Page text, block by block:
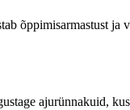
õppimisarmastust ja
ajurünnakuid,